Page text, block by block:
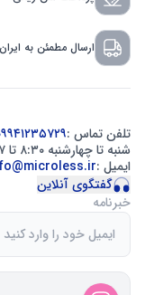
ارسال مطمئن به ایران
تلفن تماس :
شنبه تا چهارشنبه ۸:۳۰ تا ۱۷ و پنجشنبه ۸:۳۰ تا ۱۲
ایمیل :
گفتگوی آنلاین
خبرنامه